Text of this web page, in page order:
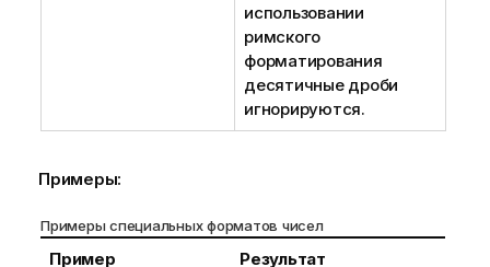
использовании
римского
форматирования
десятичные дроби
игнорируются.
Примеры:
Примеры специальных форматов чисел
Пример Результат